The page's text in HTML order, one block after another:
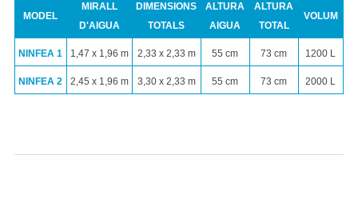
MODEL
MIRALL
D'AIGUA
DIMENSIONS
TOTALS
ALTURA
AIGUA
ALTURA
TOTAL
VOLUM
NINFEA 1 1,47 x 1,96 m 2,33 x 2,33 m 55 cm 73 cm 1200 L
NINFEA 2 2,45 x 1,96 m 3,30 x 2,33 m 55 cm 73 cm 2000 L